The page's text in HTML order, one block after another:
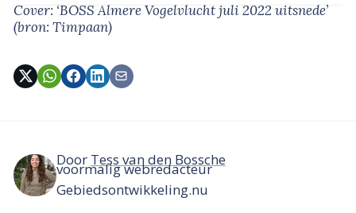
Cover: ‘BOSS Almere Vogelvlucht juli 2022 uitsnede’
(bron: Timpaan)
Door Tess van den Bossche
voormalig webredacteur
Gebiedsontwikkeling.nu